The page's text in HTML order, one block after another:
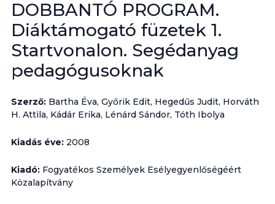
DOBBANTÓ PROGRAM.
Diáktámogató füzetek 1.
Startvonalon. Segédanyag
pedagógusoknak
Szerző:Bartha Éva, Győrik Edit, Hegedűs Judit, Horváth
H. Attila, Kádár Erika, Lénárd Sándor, Tóth Ibolya
Kiadás éve:2008
Kiadó:Fogyatékos Személyek Esélyegyenlőségéért
Közalapítvány